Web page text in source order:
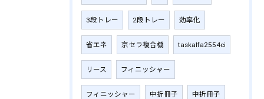
3段トレー 2段トレー 効率化
省エネ 京セラ複合機 taskalfa2554ci
リース フィニッシャー
フィニッシャー 中折冊子 中折冊子